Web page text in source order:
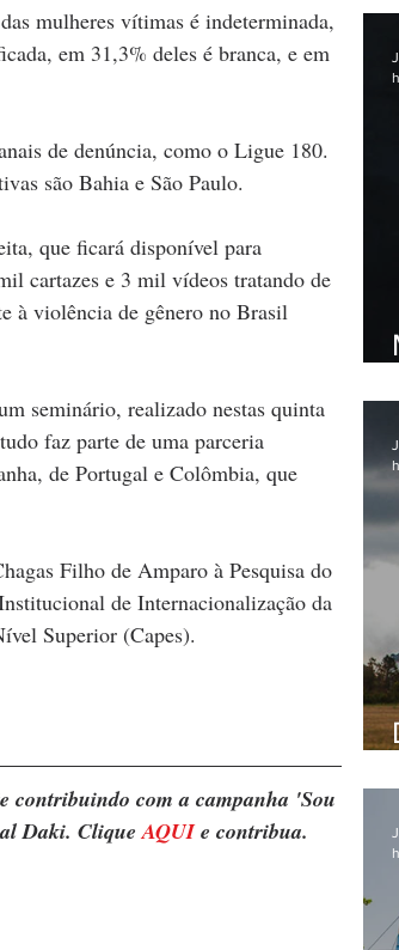
mulheres vítimas é indeterminada,
em 31,3% deles é branca, e em
de denúncia, como o Ligue 180.
são Bahia e São Paulo.
que ficará disponível para
cartazes e 3 mil vídeos tratando de
à violência de gênero no Brasil
seminário, realizado nestas quinta
faz parte de uma parceria
de Portugal e Colômbia, que
Filho de Amparo à Pesquisa do
de Internacionalização da
Superior (Capes).
contribuindo com a campanha 'Sou
Daki. Clique AQUI e contribua.